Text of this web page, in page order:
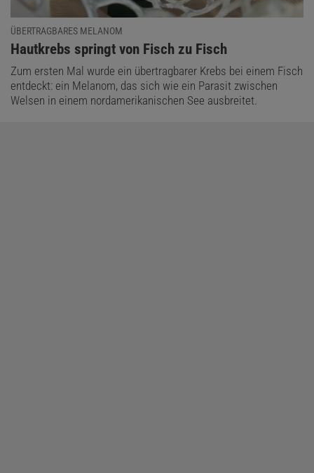
ÜBERTRAGBARES MELANOM
:
Hautkrebs springt von Fisch zu Fisch
Zum ersten Mal wurde ein übertragbarer Krebs bei einem Fisch
entdeckt: ein Melanom, das sich wie ein Parasit zwischen
Welsen in einem nordamerikanischen See ausbreitet.